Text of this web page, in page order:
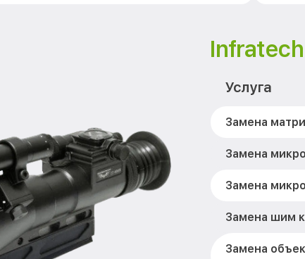
Услуга
Замена
Замена
Замена
Замена шим
Замена